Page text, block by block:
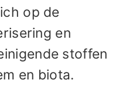
op de
en
stoffen
en biota.